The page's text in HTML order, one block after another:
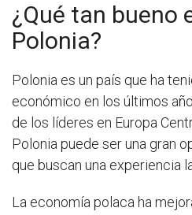
¿Qué tan bueno
Polonia?
Polonia es un país que ha
económico en los últimos
de los líderes en Europa
Polonia puede ser una gran
que buscan una experiencia
La economía polaca ha